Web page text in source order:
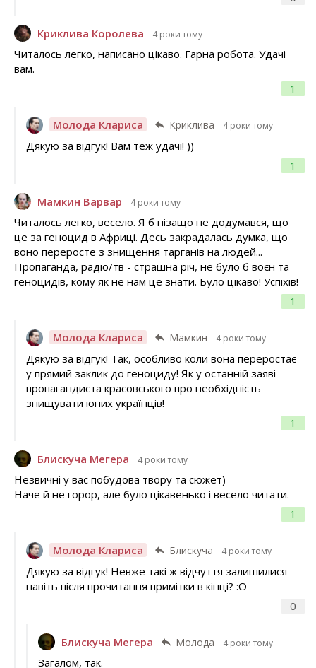
Криклива Королева 4 роки тому
1
Читалось легко, написано цікаво. Гарна робота. Удачі
вам.
Молода Клариса Криклива 4 роки тому
1
Дякую за відгук! Вам теж удачі! ))
Мамкин Варвар 4 роки тому
1
Читалось легко, весело. Я б нізащо не додумався, що
це за геноцид в Африці. Десь закрадалась думка, що
воно переросте з знищення тарганів на людей...
Пропаганда, радіо/тв - страшна річ, не було б воєн та
геноцидів, кому як не нам це знати. Було цікаво! Успіхів!
Молода Клариса Мамкин 4 роки тому
1
Дякую за відгук! Так, особливо коли вона переростає
у прямий заклик до геноциду! Як у останній заяві
пропагандиста красовського про необхідність
знищувати юних українців!
Блискуча Мегера 4 роки тому
1
Незвичні у вас побудова твору та сюжет)
Наче й не горор, але було цікавенько і весело читати.
Молода Клариса Блискуча 4 роки тому
0
Дякую за відгук! Невже такі ж відчуття залишилися
навіть після прочитання примітки в кінці? :О
Блискуча Мегера Молода 4 роки тому
Загалом, так.